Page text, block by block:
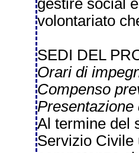
gestire social
volontariato
SEDI DEL
Orari di
Compenso
Presentazione
Al termine del
Servizio Civile